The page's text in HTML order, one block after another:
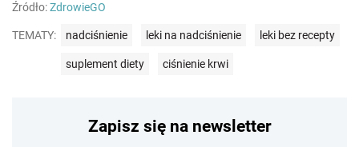
Źródło:ZdrowieGO
TEMATY: nadciśnienie leki na nadciśnienie leki bez recepty
suplement diety ciśnienie krwi
Zapisz się na newsletter